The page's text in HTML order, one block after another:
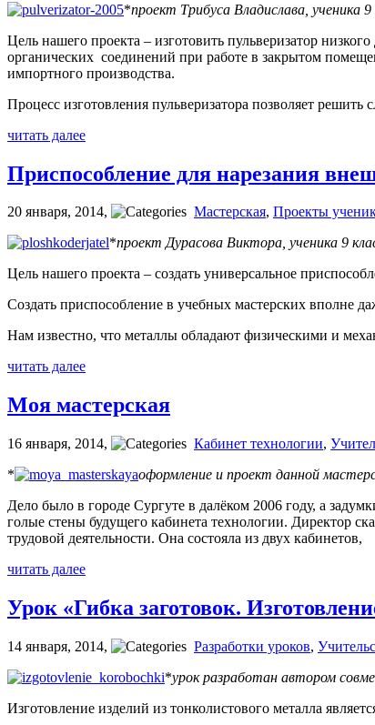
*проект Трибуса Владислава,
Цель нашего проекта – изготовить пульверизатор
органических соединений при работе в закрытом
импортного производства.
Процесс изготовления пульверизатора позволяет
читать далее
Приспособление для нарезания
20 января, 2014, Мастерская, Проекты
*проект Дурасова Виктора, ученика 9
Цель нашего проекта – создать универсальное
Создать приспособление в учебных мастерских вполне
Нам известно, что металлы обладают физическими и
читать далее
Моя мастерская
16 января, 2014, Кабинет технологии,
*
оформление и проект данной
Дело было в городе Сургуте в далёком 2006 году, а
голые стены будущего кабинета технологии. Директор
трудовой деятельности. Она состояла из двух кабинетов,
читать далее
Урок «Гибка заготовок.
14 января, 2014, Разработки уроков,
*урок разработан автором
Изготовление изделий из тонколистового металла